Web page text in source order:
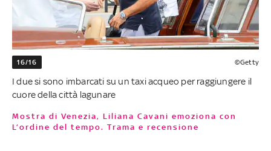
16/16 ©Getty
I due si sono imbarcati su un taxi acqueo per raggiungere il
cuore della città lagunare
Mostra di Venezia, Liliana Cavani emoziona con
L’ordine del tempo. Trama e recensione